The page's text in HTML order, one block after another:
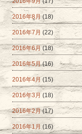
2016年8月(18)
2016年7月 (22)
2016年6月 (18)
2016年5月(16)
2016年4月 (15)
2016年3月 (18)
2016年2月(17)
2016年1月(16)